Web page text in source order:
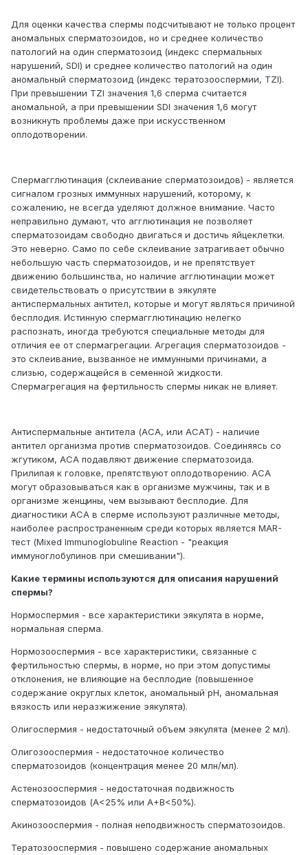
Для оценки качества спермы подсчитывают не только процент
аномальных сперматозоидов, но и среднее количество
патологий на один сперматозоид (индекс спермальных
нарушений, SDI) и среднее количество патологий на один
аномальный сперматозоид (индекс тератозооспермии, TZI).
При превышении TZI значения 1,6 сперма считается
аномальной, а при превышении SDI значения 1,6 могут
возникнуть проблемы даже при искусственном
оплодотворении.
Спермагглютинация (склеивание сперматозоидов) - является
сигналом грозных иммунных нарушений, которому, к
сожалению, не всегда уделяют должное внимание. Часто
неправильно думают, что агглютинация не позволяет
сперматозоидам свободно двигаться и достичь яйцеклетки.
Это неверно. Само по себе склеивание затрагивает обычно
небольшую часть сперматозоидов, и не препятствует
движению большинства, но наличие агглютинации может
свидетельствовать о присутствии в эякуляте
антиспермальных антител, которые и могут являться причиной
бесплодия. Истинную спермагглютинацию нелегко
распознать, иногда требуются специальные методы для
отличия ее от спермагрегации. Агрегация сперматозоидов -
это склеивание, вызванное не иммунными причинами, а
слизью, содержащейся в семенной жидкости.
Спермагрегация на фертильность спермы никак не влияет.
Антиспермальные антитела (АСА, или АСАТ) - наличие
антител организма против сперматозоидов. Соединяясь со
жгутиком, АСА подавляют движение сперматозоида.
Прилипая к головке, препятствуют оплодотворению. АСА
могут образовываться как в организме мужчины, так и в
организме женщины, чем вызывают бесплодие. Для
диагностики АСА в сперме используют различные методы,
наиболее распространенным среди которых является MAR-
тест (Mixed Immunoglobuline Reaction - "реакция
иммуноглобулинов при смешивании").
Какие термины используются для описания нарушений
спермы?
Нормоспермия - все характеристики эякулята в норме,
нормальная сперма.
Нормозооспермия - все характеристики, связанные с
фертильностью спермы, в норме, но при этом допустимы
отклонения, не влияющие на бесплодие (повышенное
содержание округлых клеток, аномальный pH, аномальная
вязкость или неразжижение эякулята).
Олигоспермия - недостаточный объем эякулята (менее 2 мл).
Олигозооспермия - недостаточное количество
сперматозоидов (концентрация менее 20 млн/мл).
Астенозооспермия - недостаточная подвижность
сперматозоидов (А<25% или A+B<50%).
Акинозооспермия - полная неподвижность сперматозоидов.
Тератозооспермия - повышено содержание аномальных